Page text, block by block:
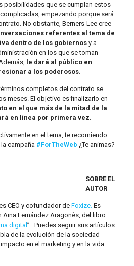
posibilidades que se cumplan estos
empezando porque será
No obstante, Berners-Lee cree
referentes al tema de
dentro de los gobiernosy a
en los que se toman
le dará al público en
a los poderosos.
completos del contrato se
meses. El objetivo es finalizarlo en
en el que más de la mitad de la
en línea por primera vez.
en el tema, te recomiendo
campaña #ForTheWeb ¿Te animas?
SOBRE EL
AUTOR
CEO y cofundador de Foxize.Es
Fernández Aragonès, del libro
digital ”. Puedes seguir sus artículos
de la evolución de la sociedad
en el marketing y en la vida